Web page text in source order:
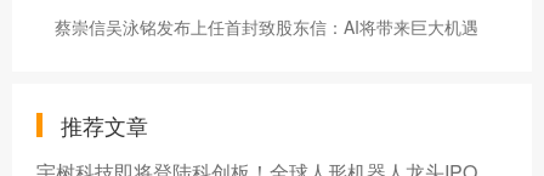
蔡崇信吴泳铭发布上任首封致股东信：AI将带来巨大机遇
推荐文章